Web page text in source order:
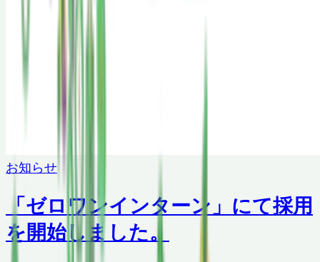
お知らせ
「ゼロワンインターン」にて採用
を開始しました。